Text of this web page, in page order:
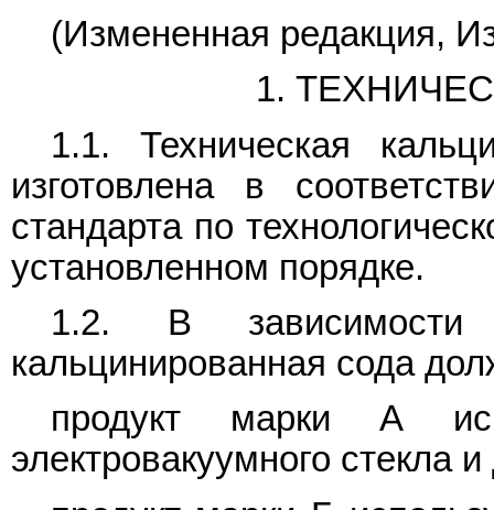
(Измененная редакция,
1.
1.1. Техническая
изготовлена в
стандарта по
установленном порядке.
1.2. В зависимости
кальцинированная сода
продукт марки А
электровакуумного стекла